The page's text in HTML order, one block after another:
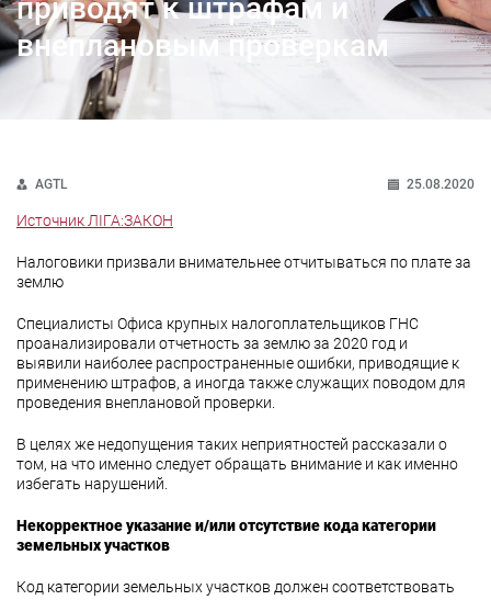
приводят к штрафам и
внеплановым проверкам
AGTL 25.08.2020
Источник ЛІГА:ЗАКОН
Налоговики призвали внимательнее отчитываться по плате за
землю
Специалисты Офиса крупных налогоплательщиков ГНС
проанализировали отчетность за землю за 2020 год и
выявили наиболее распространенные ошибки, приводящие к
применению штрафов, а иногда также служащих поводом для
проведения внеплановой проверки.
В целях же недопущения таких неприятностей рассказали о
том, на что именно следует обращать внимание и как именно
избегать нарушений.
Некорректное указание и/или отсутствие кода категории
земельных участков
Код категории земельных участков должен соответствовать